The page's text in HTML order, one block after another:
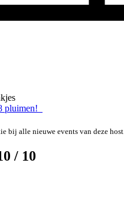
pluimen!
bij alle nieuwe events van deze host.
/ 10